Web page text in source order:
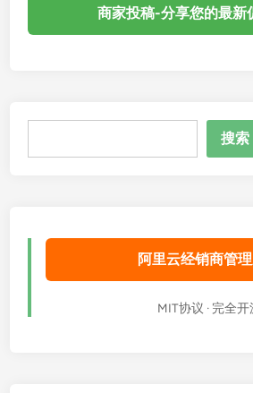
商家投稿-分享您的最新
搜索
阿里云经销商管
MIT协议 · 完全开